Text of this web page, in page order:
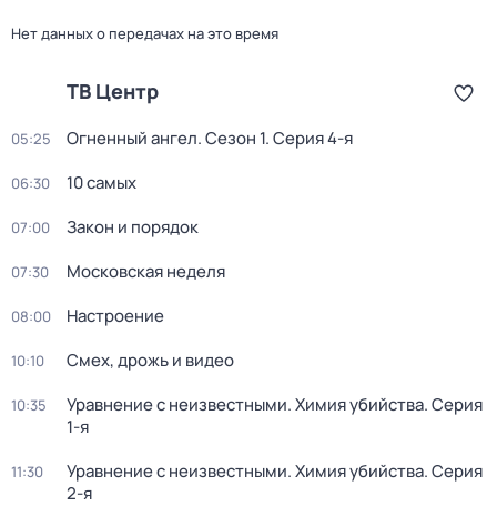
Нет данных о передачах на это время
ТВ Центр
05:25 Огненный ангел. Сезон 1. Серия 4-я
06:30 10 самых
07:00 Закон и порядок
07:30 Московская неделя
08:00 Настроение
10:10 Смех, дрожь и видео
10:35 Уравнение с неизвестными. Химия убийства. Серия
1-я
11:30 Уравнение с неизвестными. Химия убийства. Серия
2-я